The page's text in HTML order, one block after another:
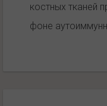
костных тканей
фоне